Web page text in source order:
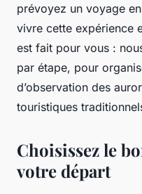
prévoyez un voyage
vivre cette expérience
est fait pour vous :
par étape, pour
d’observation des
touristiques
Choisissez le
votre départ